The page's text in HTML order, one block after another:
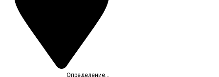
Определение...